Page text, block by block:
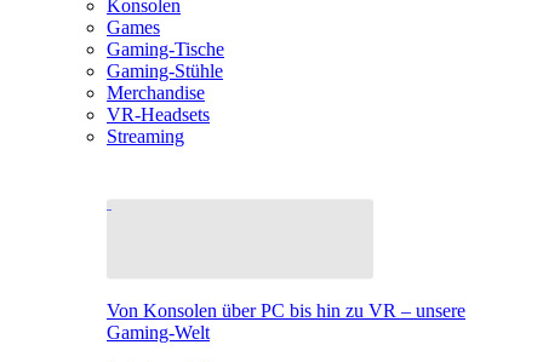
Konsolen
Games
Gaming-Tische
Gaming-Stühle
Merchandise
VR-Headsets
Streaming
Von Konsolen über PC bis hin zu VR – unsere
Gaming-Welt